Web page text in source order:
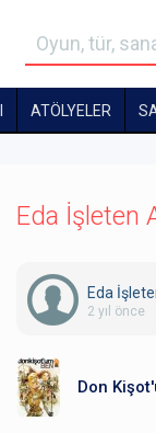
ATÖLYELER
Eda İşleten
Eda
2 yıl önce
Don